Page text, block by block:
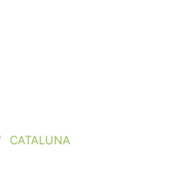
CATALUNA